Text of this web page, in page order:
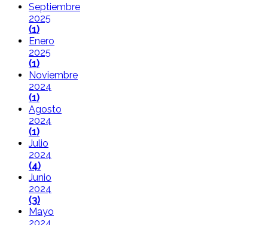
Septiembre
2025
(1)
Enero
2025
(1)
Noviembre
2024
(1)
Agosto
2024
(1)
Julio
2024
(4)
Junio
2024
(3)
Mayo